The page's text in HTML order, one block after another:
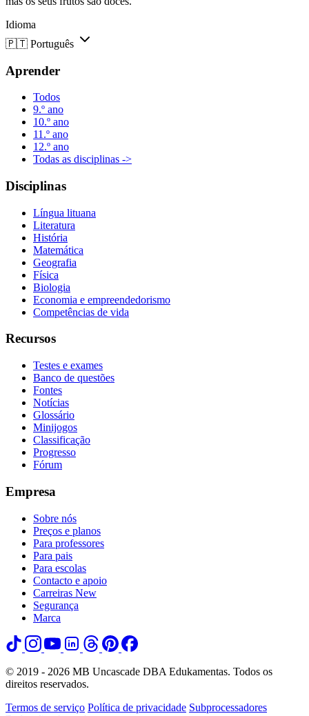
Idioma
🇵🇹 Português
Aprender
Todos
9.º ano
10.º ano
11.º ano
12.º ano
Todas as disciplinas ->
Disciplinas
Língua lituana
Literatura
História
Matemática
Geografia
Física
Biologia
Economia e empreendedorismo
Competências de vida
Recursos
Testes e exames
Banco de questões
Fontes
Notícias
Glossário
Minijogos
Classificação
Progresso
Fórum
Empresa
Sobre nós
Preços e planos
Para professores
Para pais
Para escolas
Contacto e apoio
Carreiras New
Segurança
Marca
© 2019 - 2026 MB Uncascade DBA Edukamentas. Todos os
direitos reservados.
Termos de serviço Política de privacidade Subprocessadores